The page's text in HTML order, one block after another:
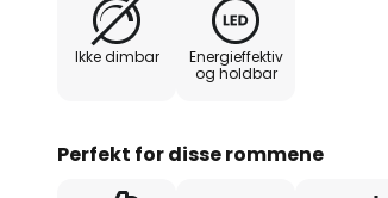
De beste
å være moderne
Ikke dimbar
Energieffektiv
og holdbar
Perfekt for disse rommene